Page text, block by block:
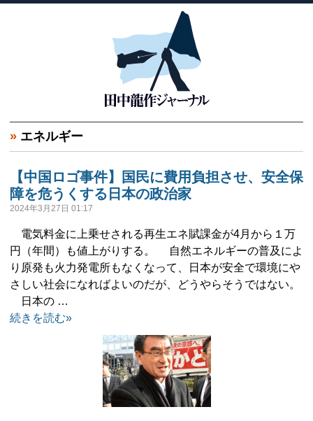
» エネルギー
【中国ロゴ事件】国民に費用負担させ、安全保
障を危うくする日本の政治家
2024年3月27日 01:17
電気料金に上乗せされる再生エネ賦課金が4月から１万
円（年間）も値上がりする。 自然エネルギーの普及によ
り原発も火力発電所もなくなって、日本が安全で環境にや
さしい社会になればよいのだが、どうやらそうではない。
日本の …
続きを読む»